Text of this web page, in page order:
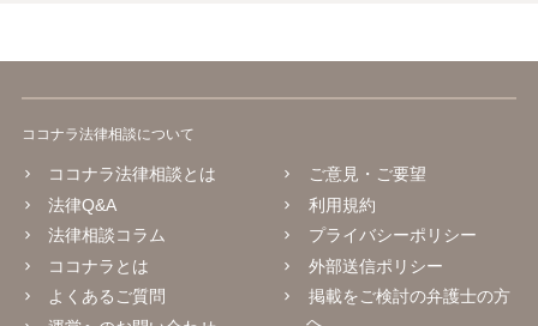
ココナラ法律相談について
ココナラ法律相談とは
法律Q&A
法律相談コラム
ココナラとは
よくあるご質問
ご意見・ご要望
利用規約
プライバシーポリシー
外部送信ポリシー
掲載をご検討の弁護士の方